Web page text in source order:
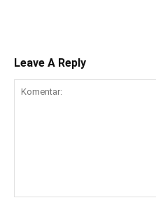
Leave A Reply